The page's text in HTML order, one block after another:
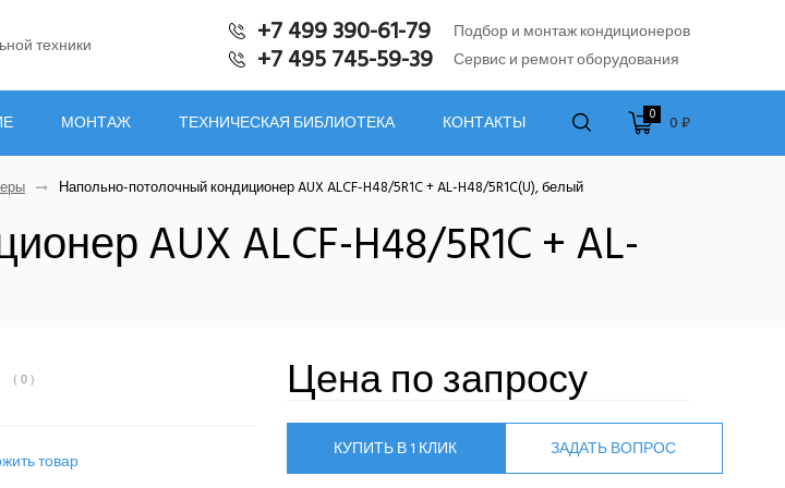
техники +7 499 390-61-79 Подбор и монтаж кондиционеров
+7 495 745-59-39 Сервис и ремонт оборудования
МОНТАЖ ТЕХНИЧЕСКАЯ БИБЛИОТЕКА КОНТАКТЫ 0 0 ₽
Напольно-потолочный кондиционер AUX ALCF-H48/5R1C + AL-H48/5R1C(U), белый
AUX ALCF-H48/5R1C + AL-
( 0 )
товар
Цена по запросу
КУПИТЬ В 1 КЛИК ЗАДАТЬ ВОПРОС